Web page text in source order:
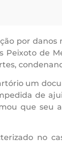
por
de
um
de
que
no